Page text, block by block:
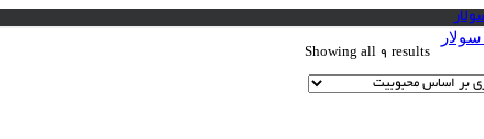
Showing all 9 results